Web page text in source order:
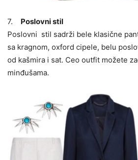
7. Poslovni stil
Poslovni stil sadrži bele klasične
sa kragnom, oxford cipele, belu
od kašmira i sat. Ceo outfit možete
minđušama.